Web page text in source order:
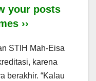
your posts
››
STIH Mah-Eisa
karena
berakhir. “Kalau